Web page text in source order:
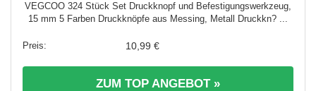
VEGCOO 324 Stück Set Druckknopf und Befestigungswerkzeug,
15 mm 5 Farben Druckknöpfe aus Messing, Metall Druckkn? ...
10,99 €
ZUM TOP ANGEBOT »